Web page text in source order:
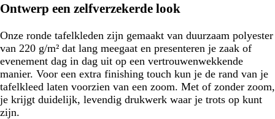
Ontwerp een zelfverzekerde look
Onze ronde tafelkleden zijn gemaakt van duurzaam polyester
van 220 g/m² dat lang meegaat en presenteren je zaak of
evenement dag in dag uit op een vertrouwenwekkende
manier. Voor een extra finishing touch kun je de rand van je
tafelkleed laten voorzien van een zoom. Met of zonder zoom,
je krijgt duidelijk, levendig drukwerk waar je trots op kunt
zijn.